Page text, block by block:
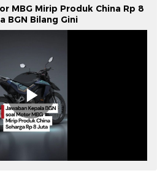
MBG Mirip Produk China Rp 8
BGN Bilang Gini